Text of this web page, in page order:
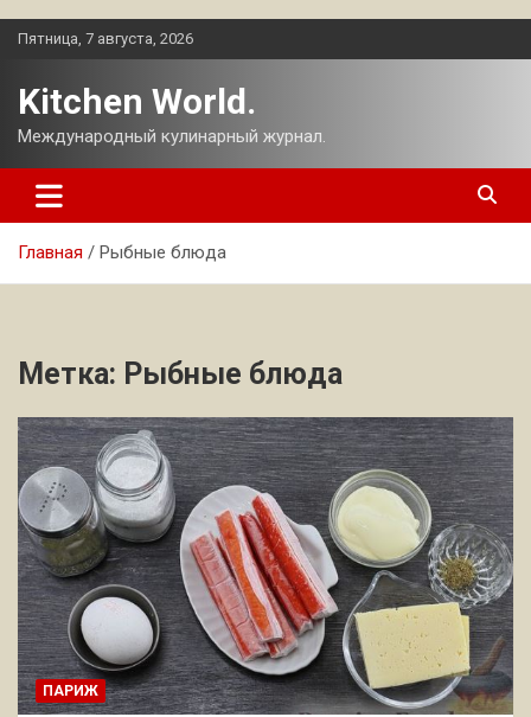
Перейти
Пятница, 7 августа, 2026
Kitchen World.
Международный кулинарный журнал.
Главная Рыбные блюда
Метка: Рыбные блюда
ПАРИЖ